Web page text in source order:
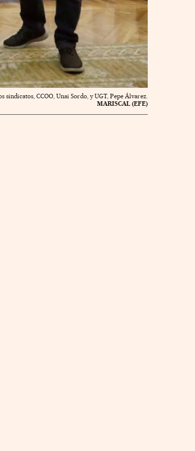
CCOO, Unai Sordo, y UGT, Pepe Álvarez.
MARISCAL (EFE)